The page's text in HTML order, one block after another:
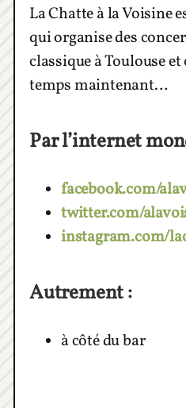
La Chatte à la Voisine
qui organise des
classique à Toulouse
temps maintenant…
Par l’internet
facebook.com/
twitter.com/
instagram.com/
Autrement :
à côté du bar